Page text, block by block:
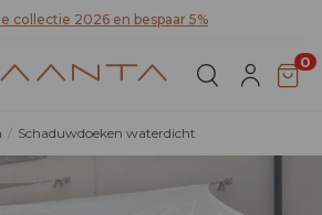
0
Schaduwdoeken waterdicht